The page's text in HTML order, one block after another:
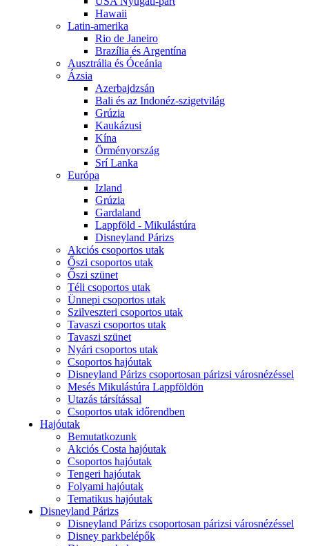
Hawaii
Latin-amerika
Rio de Janeiro
Brazília és Argentína
Ausztrália és Óceánia
Ázsia
Azerbajdzsán
Bali és az Indonéz-szigetvilág
Grúzia
Kaukázusi
Kína
Örményország
Srí Lanka
Európa
Izland
Grúzia
Gardaland
Lappföld - Mikulástúra
Disneyland Párizs
Akciós csoportos utak
Őszi csoportos utak
Őszi szünet
Téli csoportos utak
Ünnepi csoportos utak
Szilveszteri csoportos utak
Tavaszi csoportos utak
Tavaszi szünet
Nyári csoportos utak
Csoportos hajóutak
Disneyland Párizs csoportosan párizsi városnézéssel
Mesés Mikulástúra Lappföldön
Utazás társítással
Csoportos utak időrendben
Hajóutak
Bemutatkozunk
Akciós Costa hajóutak
Csoportos hajóutak
Tengeri hajóutak
Folyami hajóutak
Tematikus hajóutak
Disneyland Párizs
Disneyland Párizs csoportosan párizsi városnézéssel
Disney parkbelépők